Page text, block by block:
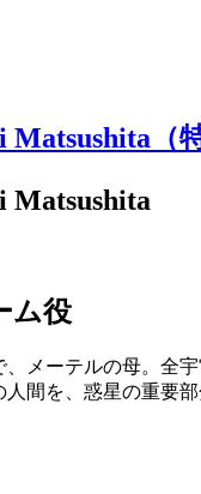
Matsushita （
Matsushita
ム役
メーテルの母。全
間を、惑星の重要